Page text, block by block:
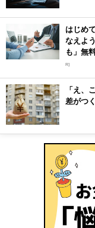
はじめ
なえよ
も」無
R]
「え、
差がつ